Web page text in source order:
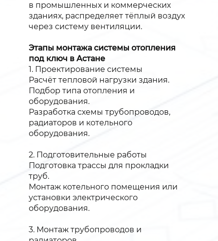
в промышленных и коммерческих
зданиях, распределяет тёплый воздух
через систему вентиляции.
Этапы монтажа системы отопления
под ключ в Астане
1. Проектирование системы
Расчёт тепловой нагрузки здания.
Подбор типа отопления и
оборудования.
Разработка схемы трубопроводов,
радиаторов и котельного
оборудования.
2. Подготовительные работы
Подготовка трассы для прокладки
труб.
Монтаж котельного помещения или
установки электрического
оборудования.
3. Монтаж трубопроводов и